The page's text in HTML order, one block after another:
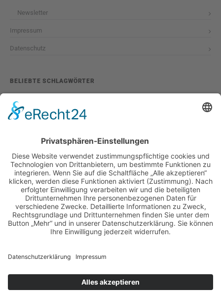
Newsletter
Impressum
Datenschutz
BELIEBTE SCHLAGWÖRTER
burlesque cuba special
girls & legendary us-cars kalender golden oldies
helge thomsen kalender kalender 2021 kalender 2022
kalender releaseparty livestream magazin modern pin-up
monatskalender neuerscheinungen oberhafen oldtimer
oldtimertreffen paula walks peter lemke
pin-up modelcontest print-magazin referenzen
schwarz-weiß fotografie street magazine sway books
tüv hanse gmbh us-cars
veranstaltungen weihnachten weihnachtsfeier